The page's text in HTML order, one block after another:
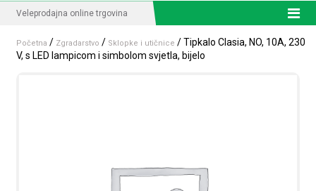
Veleprodajna online trgovina
Početna / Zgradarstvo / Sklopke i utičnice / Tipkalo Clasia, NO, 10A, 230
V, s LED lampicom i simbolom svjetla, bijelo